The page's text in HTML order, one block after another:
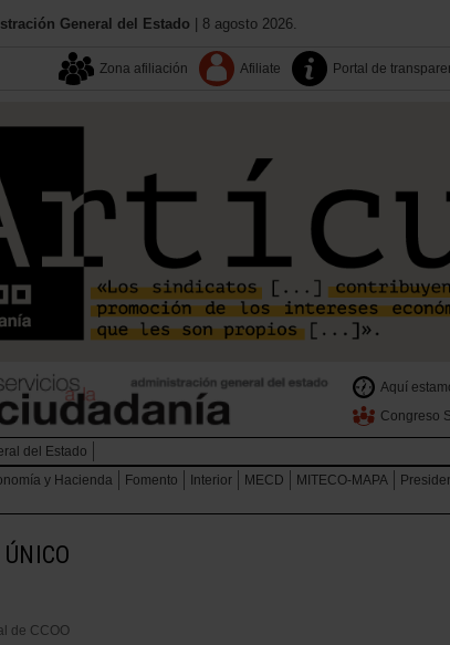
General del Estado | 8 agosto 2026.
Zona afiliación Afiliate Portal de
Aquí
Congreso
del Estado
y Hacienda Fomento Interior MECD MITECO-MAPA
de CCOO